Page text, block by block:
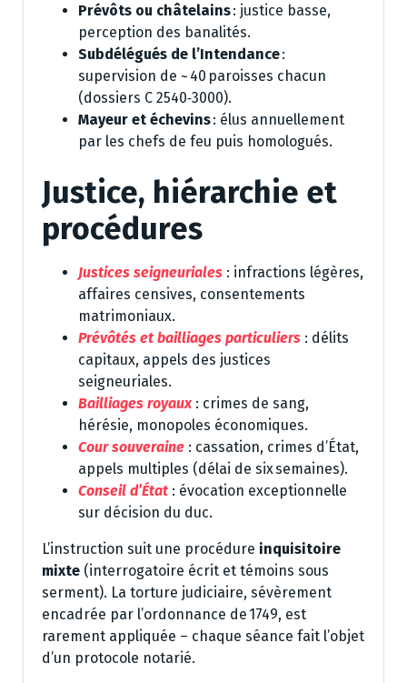
Prévôts ou châtelains: justice basse,
perception des banalités.
Subdélégués de l’Intendance:
supervision de ~ 40 paroisses chacun
(dossiers C 2540‑3000).
Mayeur et échevins: élus annuellement
par les chefs de feu puis homologués.
Justice, hiérarchie et
procédures
Justices seigneuriales : infractions légères,
affaires censives, consentements
matrimoniaux.
Prévôtés et bailliages particuliers : délits
capitaux, appels des justices
seigneuriales.
Bailliages royaux: crimes de sang,
hérésie, monopoles économiques.
Cour souveraine : cassation, crimes d’État,
appels multiples (délai de six semaines).
Conseil d’État : évocation exceptionnelle
sur décision du duc.
L’instruction suit une procédure inquisitoire
mixte (interrogatoire écrit et témoins sous
serment). La torture judiciaire, sévèrement
encadrée par l’ordonnance de 1749, est
rarement appliquée – chaque séance fait l’objet
d’un protocole notarié.